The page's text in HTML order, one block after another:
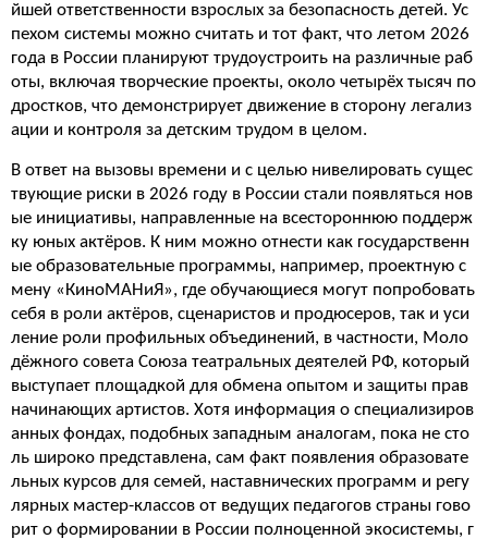
йшей ответственности взрослых за безопасность детей. Ус
пехом системы можно считать и тот факт, что летом 2026
года в России планируют трудоустроить на различные раб
оты, включая творческие проекты, около четырёх тысяч по
дростков, что демонстрирует движение в сторону легализ
ации и контроля за детским трудом в целом.
В ответ на вызовы времени и с целью нивелировать сущес
твующие риски в 2026 году в России стали появляться нов
ые инициативы, направленные на всестороннюю поддерж
ку юных актёров. К ним можно отнести как государственн
ые образовательные программы, например, проектную с
мену «КиноМАНиЯ», где обучающиеся могут попробовать
себя в роли актёров, сценаристов и продюсеров, так и уси
ление роли профильных объединений, в частности, Моло
дёжного совета Союза театральных деятелей РФ, который
выступает площадкой для обмена опытом и защиты прав
начинающих артистов. Хотя информация о специализиров
анных фондах, подобных западным аналогам, пока не сто
ль широко представлена, сам факт появления образовате
льных курсов для семей, наставнических программ и регу
лярных мастер-классов от ведущих педагогов страны гово
рит о формировании в России полноценной экосистемы, г